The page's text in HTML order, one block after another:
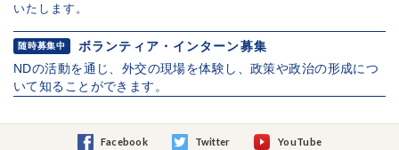
いたします。
随時募集中
ボランティア・インターン募集
NDの活動を通じ、外交の現場を体験し、政策や政治の形成につ
いて知ることができます。
Facebook Twitter YouTube